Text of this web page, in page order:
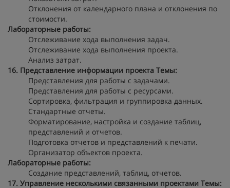
Отклонения от календарного плана и отклонения по
стоимости.
Лабораторные работы:
Отслеживание хода выполнения задач.
Отслеживание хода выполнения проекта.
Анализ затрат.
16. Представление информации проекта Темы:
Представления для работы с задачами.
Представления для работы с ресурсами.
Сортировка, фильтрация и группировка данных.
Стандартные отчеты.
Форматирование, настройка и создание таблиц,
представлений и отчетов.
Подготовка отчетов и представлений к печати.
Организатор объектов проекта.
Лабораторные работы:
Создание представлений, таблиц, отчетов.
17. Управление несколькими связанными проектами Темы: